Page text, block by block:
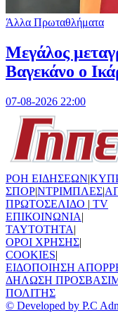
Άλλα Πρωταθλήματα
Μεγάλος
Βαγεκάνο ο
07-08-2026 22:00
ΡΟΗ ΕΙΔΗΣΕΩΝ|
ΣΠΟΡ|ΝΤΡΙΜΠΛΕΣ|
ΠΡΩΤΟΣΕΛΙΔΟ | TV
ΕΠΙΚΟΙΝΩΝΙΑ|
TAYTOTHTA|
ΟΡΟΙ ΧΡΗΣΗΣ|
COOKIES|
ΕΙΔΟΠΟΙΗΣΗ
ΔΗΛΩΣΗ
ΠΟΛΙΤΗΣ
© Developed by P.C